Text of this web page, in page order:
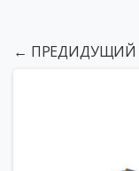
← ПРЕДИДУЩИЙ